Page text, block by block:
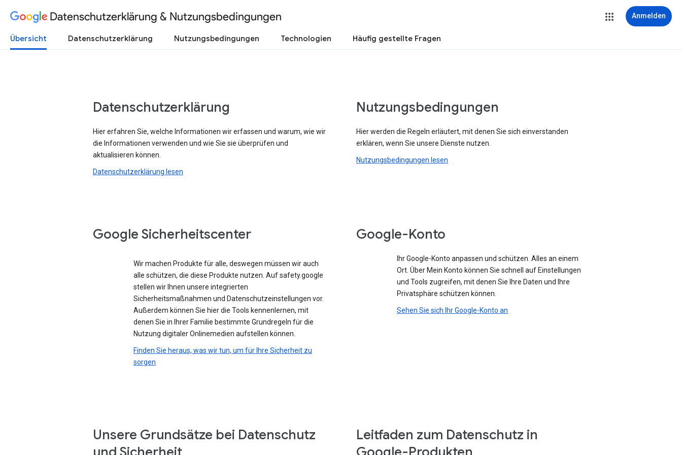
Datenschutzerklärung & Nutzungsbedingungen Anmelden
Übersicht Datenschutzerklärung Nutzungsbedingungen Technologien Häufig gestellte Fragen
Datenschutzerklärung
Hier erfahren Sie, welche Informationen wir erfassen und warum, wie wir
die Informationen verwenden und wie Sie sie überprüfen und
aktualisieren können.
Datenschutzerklärung lesen
Nutzungsbedingungen
Hier werden die Regeln erläutert, mit denen Sie sich einverstanden
erklären, wenn Sie unsere Dienste nutzen.
Nutzungsbedingungen lesen
Google Sicherheitscenter
Wir machen Produkte für alle, deswegen müssen wir auch
alle schützen, die diese Produkte nutzen. Auf safety.google
stellen wir Ihnen unsere integrierten
Sicherheitsmaßnahmen und Datenschutzeinstellungen vor.
Außerdem können Sie hier die Tools kennenlernen, mit
denen Sie in Ihrer Familie bestimmte Grundregeln für die
Nutzung digitaler Onlinemedien aufstellen können.
Finden Sie heraus, was wir tun, um für Ihre Sicherheit zu
sorgen
Google-Konto
Ihr Google-Konto anpassen und schützen. Alles an einem
Ort. Über Mein Konto können Sie schnell auf Einstellungen
und Tools zugreifen, mit denen Sie Ihre Daten und Ihre
Privatsphäre schützen können.
Sehen Sie sich Ihr Google-Konto an
Unsere Grundsätze bei Datenschutz
Leitfaden zum Datenschutz in